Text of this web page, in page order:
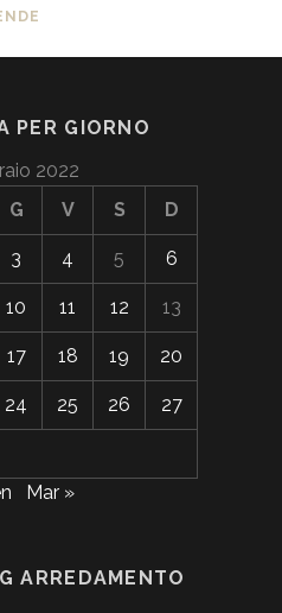
PER GIORNO
2022
G V S D
3 4 5 6
10 11 12 13
17 18 19 20
24 25 26 27
Mar »
ARREDAMENTO